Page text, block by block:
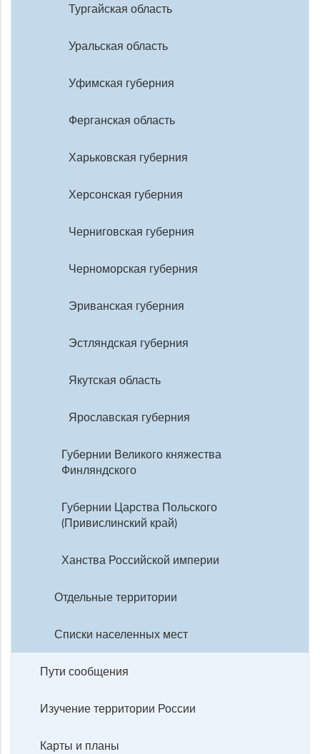
Тургайская область
Уральская область
Уфимская губерния
Ферганская область
Харьковская губерния
Херсонская губерния
Черниговская губерния
Черноморская губерния
Эриванская губерния
Эстляндская губерния
Якутская область
Ярославская губерния
Губернии Великого княжества
Финляндского
Губернии Царства Польского
(Привислинский край)
Ханства Российской империи
Отдельные территории
Списки населенных мест
Пути сообщения
Изучение территории России
Карты и планы